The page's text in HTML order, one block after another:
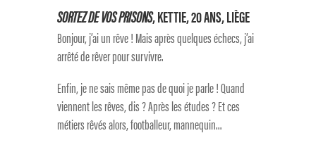
SORTEZ DE VOS PRISONS, KETTIE, 20 ANS, LIÈGE
Bonjour, j’ai un rêve ! Mais après quelques échecs, j’ai
arrêté de rêver pour survivre.
Enfin, je ne sais même pas de quoi je parle ! Quand
viennent les rêves, dis ? Après les études ? Et ces
métiers rêvés alors, footballeur, mannequin…